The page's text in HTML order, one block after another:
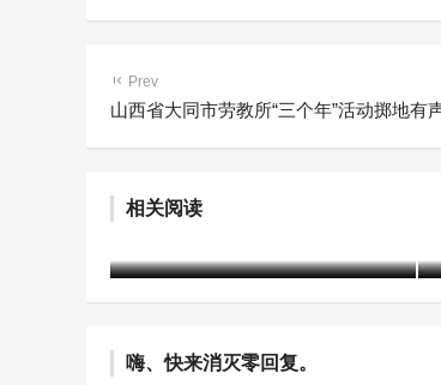
Prev
山西省大同市劳教所“三个年”活动掷地有
相关阅读
“小应用”串起矫治全链条 数字
效
嗨、快来消灭零回复。